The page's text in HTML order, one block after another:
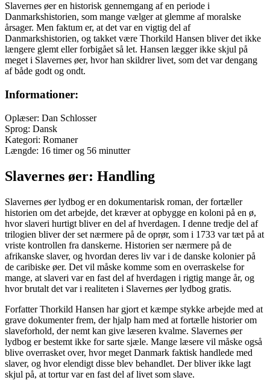
Slavernes øer en historisk gennemgang af en periode i
Danmarkshistorien, som mange vælger at glemme af moralske
årsager. Men faktum er, at det var en vigtig del af
Danmarkshistorien, og takket være Thorkild Hansen bliver det ikke
længere glemt eller forbigået så let. Hansen lægger ikke skjul på
meget i Slavernes øer, hvor han skildrer livet, som det var dengang
af både godt og ondt.
Informationer:
Oplæser: Dan Schlosser
Sprog: Dansk
Kategori: Romaner
Længde: 16 timer og 56 minutter
Slavernes øer: Handling
Slavernes øer lydbog er en dokumentarisk roman, der fortæller
historien om det arbejde, det kræver at opbygge en koloni på en ø,
hvor slaveri hurtigt bliver en del af hverdagen. I denne tredje del af
trilogien bliver der set nærmere på de oprør, som i 1733 var tæt på at
vriste kontrollen fra danskerne. Historien ser nærmere på de
afrikanske slaver, og hvordan deres liv var i de danske kolonier på
de caribiske øer. Det vil måske komme som en overraskelse for
mange, at slaveri var en fast del af hverdagen i rigtig mange år, og
hvor brutalt det var i realiteten i Slavernes øer lydbog gratis.
Forfatter Thorkild Hansen har gjort et kæmpe stykke arbejde med at
grave dokumenter frem, der hjalp ham med at fortælle historier om
slaveforhold, der nemt kan give læseren kvalme. Slavernes øer
lydbog er bestemt ikke for sarte sjæle. Mange læsere vil måske også
blive overrasket over, hvor meget Danmark faktisk handlede med
slaver, og hvor elendigt disse blev behandlet. Der bliver ikke lagt
skjul på, at tortur var en fast del af livet som slave.